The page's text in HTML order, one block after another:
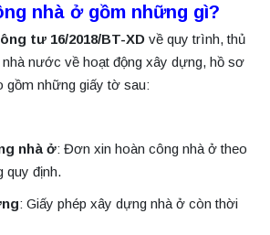
nhà ở gồm những gì?
tư 16/2018/BT-XD về quy trình, thủ
nước về hoạt động xây dựng, hồ sơ
gồm những giấy tờ sau:
nhà ở: Đơn xin hoàn công nhà ở theo
quy định.
: Giấy phép xây dựng nhà ở còn thời